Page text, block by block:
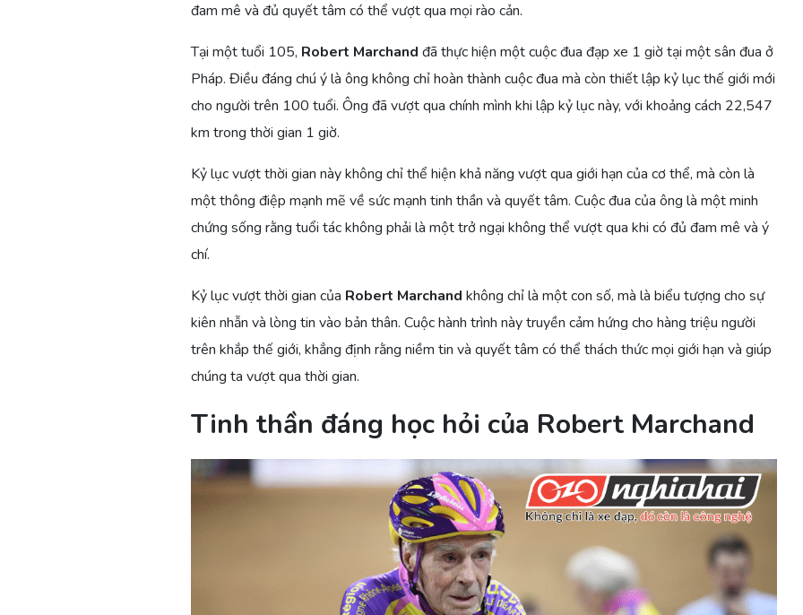
đam mê và đủ quyết tâm có thể vượt qua mọi rào cản.
Tại một tuổi 105, Robert Marchand đã thực hiện một cuộc đua đạp xe 1 giờ tại một sân đua ở
Pháp. Điều đáng chú ý là ông không chỉ hoàn thành cuộc đua mà còn thiết lập kỷ lục thế giới mới
cho người trên 100 tuổi. Ông đã vượt qua chính mình khi lập kỷ lục này, với khoảng cách 22,547
km trong thời gian 1 giờ.
Kỷ lục vượt thời gian này không chỉ thể hiện khả năng vượt qua giới hạn của cơ thể, mà còn là
một thông điệp mạnh mẽ về sức mạnh tinh thần và quyết tâm. Cuộc đua của ông là một minh
chứng sống rằng tuổi tác không phải là một trở ngại không thể vượt qua khi có đủ đam mê và ý
chí.
Kỷ lục vượt thời gian của Robert Marchand không chỉ là một con số, mà là biểu tượng cho sự
kiên nhẫn và lòng tin vào bản thân. Cuộc hành trình này truyền cảm hứng cho hàng triệu người
trên khắp thế giới, khẳng định rằng niềm tin và quyết tâm có thể thách thức mọi giới hạn và giúp
chúng ta vượt qua thời gian.
Tinh thần đáng học hỏi của Robert Marchand